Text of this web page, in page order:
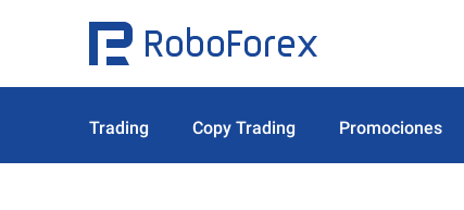
Trading Copy Trading Promociones